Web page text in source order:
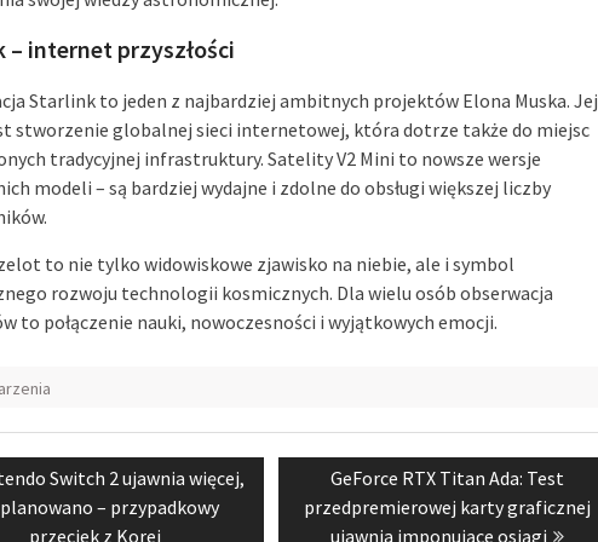
– internet przyszłości
Starlink to jeden z najbardziej ambitnych projektów Elona Muska. Jej
stworzenie globalnej sieci internetowej, która dotrze także do miejsc
tradycyjnej infrastruktury. Satelity V2 Mini to nowsze wersje
modeli – są bardziej wydajne i zdolne do obsługi większej liczby
to nie tylko widowiskowe zjawisko na niebie, ale i symbol
rozwoju technologii kosmicznych. Dla wielu osób obserwacja
to połączenie nauki, nowoczesności i wyjątkowych emocji.
Switch 2 ujawnia więcej,
– przypadkowy
przeciek z Korei
Next
post:
GeForce RTX Titan Ada: Test
przedpremierowej karty graficznej
ujawnia imponujące osiągi